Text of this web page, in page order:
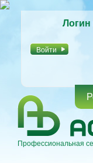
Логин
Профессиональная